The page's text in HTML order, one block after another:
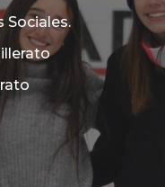
Sociales.